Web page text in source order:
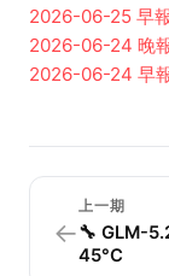
2026-06-25 早
2026-06-24 晚
2026-06-24 早
←
上一期
🔧 GLM-
45°C